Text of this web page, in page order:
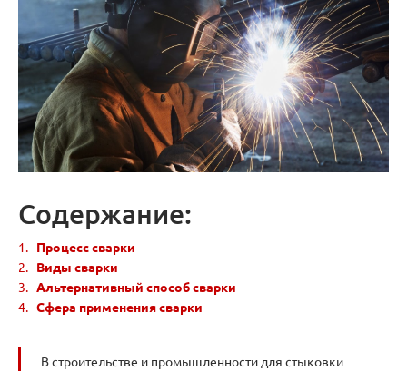
Содержание:
Процесс сварки
Виды сварки
Альтернативный способ сварки
Сфера применения сварки
В строительстве и промышленности для стыковки